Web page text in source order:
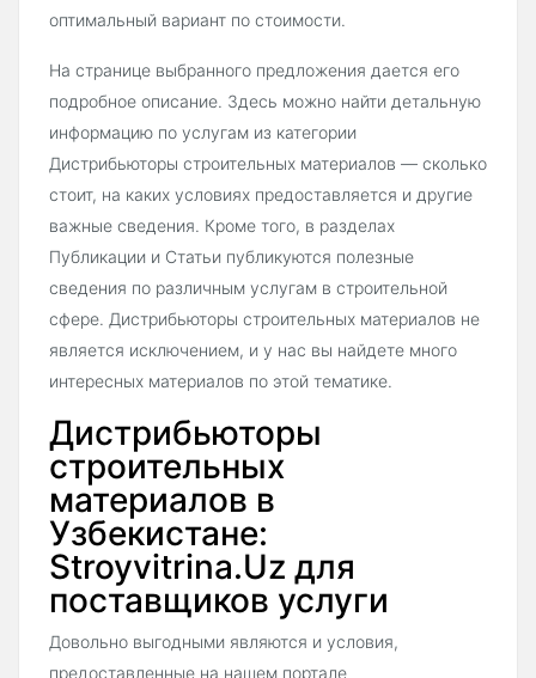
оптимальный вариант по стоимости.
На странице выбранного предложения дается его
подробное описание. Здесь можно найти детальную
информацию по услугам из категории
Дистрибьюторы строительных материалов — сколько
стоит, на каких условиях предоставляется и другие
важные сведения. Кроме того, в разделах
Публикации и Статьи публикуются полезные
сведения по различным услугам в строительной
сфере. Дистрибьюторы строительных материалов не
является исключением, и у нас вы найдете много
интересных материалов по этой тематике.
Дистрибьюторы
строительных
материалов в
Узбекистане:
Stroyvitrina.Uz для
поставщиков услуги
Довольно выгодными являются и условия,
предоставленные на нашем портале